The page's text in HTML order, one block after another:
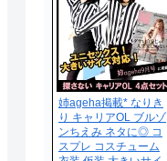
姉ageha掲載* なりき
り キャリアOL ブルゾ
ンちえみ ネタに◎ コ
スプレ コスチューム